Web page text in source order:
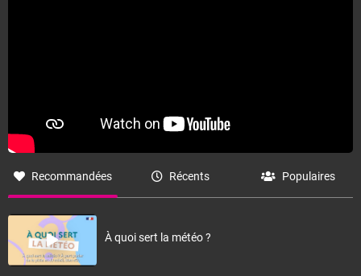
Recommandées Récents Populaires
À quoi sert la météo ?